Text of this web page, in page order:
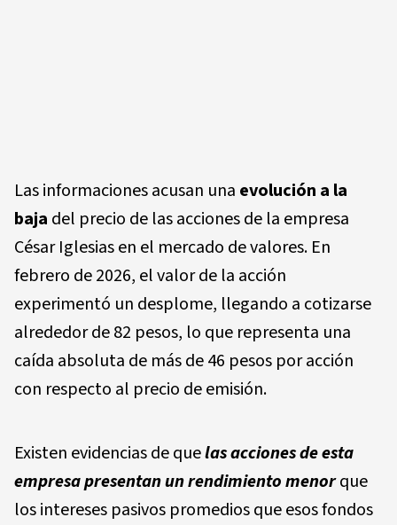
Las informaciones acusan una evolución a la
baja del precio de las acciones de la empresa
César Iglesias en el mercado de valores. En
febrero de 2026, el valor de la acción
experimentó un desplome, llegando a cotizarse
alrededor de 82 pesos, lo que representa una
caída absoluta de más de 46 pesos por acción
con respecto al precio de emisión.
Existen evidencias de quelas acciones de esta
empresa presentan un rendimiento menorque
los intereses pasivos promedios que esos fondos